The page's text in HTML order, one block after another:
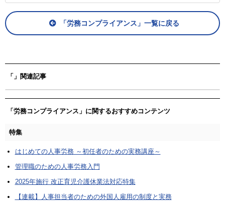
「労務コンプライアンス」一覧に戻る
「」関連記事
「労務コンプライアンス」に関するおすすめコンテンツ
特集
はじめての人事労務 ～初任者のための実務講座～
管理職のための人事労務入門
2025年施行 改正育児介護休業法対応特集
【連載】人事担当者のための外国人雇用の制度と実務